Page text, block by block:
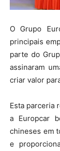
O Grupo
principais
parte do
assinaram
criar valor
Esta parceria
a Europcar
chineses em
e